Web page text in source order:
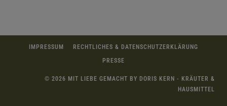
IMPRESSUM
RECHTLICHES & DATENSCHUTZERKLÄRUNG
PRESSE
© 2026 MIT LIEBE GEMACHT BY DORIS KERN - KRÄUTER &
HAUSMITTEL